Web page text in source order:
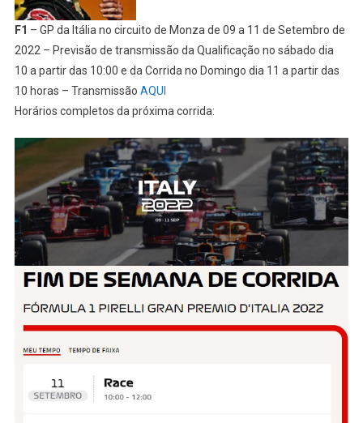
F1 – GP da Itália no circuito de Monza de 09 a 11 de Setembro de
2022 – Previsão de transmissão da Qualificação no sábado dia
10 a partir das 10:00 e da Corrida no Domingo dia 11 a partir das
10 horas – Transmissão AQUI
Horários completos da próxima corrida: